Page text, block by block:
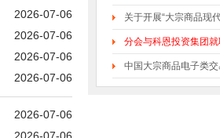
2026-07-06
2026-07-06
2026-07-06
2026-07-06
2026-07-06
关于开展“大宗商品现
分会与科恩投资集团
中国大宗商品电子类